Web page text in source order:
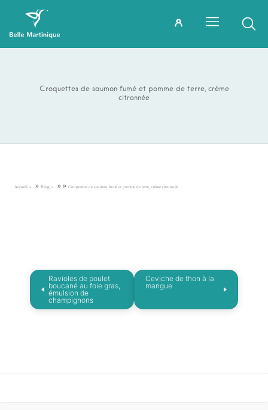
Croquettes de saumon fumé et pomme de terre, crème
citronnée
Accueil » Blog » » Croquettes de saumon fumé et pomme de terre, crème citronnée
Ravioles de poulet
boucané au foie gras,
émulsion de
champignons
Ceviche de thon à la
mangue